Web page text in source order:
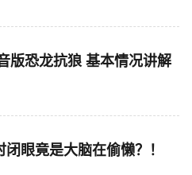
版恐龙抗狼 基本情况讲解
眼竟是大脑在偷懒？！